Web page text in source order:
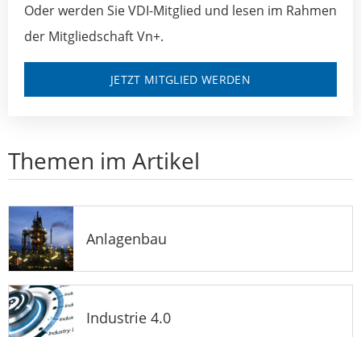
Oder werden Sie VDI-Mitglied und lesen im Rahmen
der Mitgliedschaft Vn+.
JETZT MITGLIED WERDEN
Themen im Artikel
Anlagenbau
Industrie 4.0